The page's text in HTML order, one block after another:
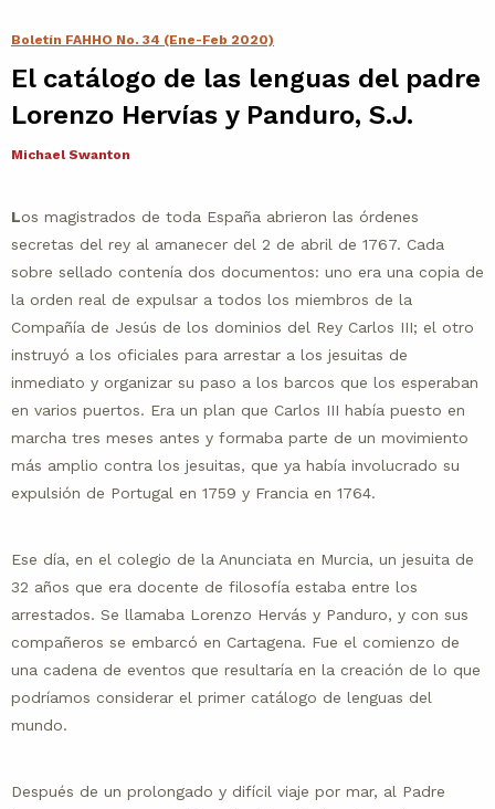
Agenda
Noticias
Boletín FAHHO No. 34 (Ene-Feb 2020)
El catálogo de las lenguas del padre
Lorenzo Hervías y Panduro, S.J.
Michael Swanton
Los magistrados de toda España abrieron las órdenes
secretas del rey al amanecer del 2 de abril de 1767. Cada
sobre sellado contenía dos documentos: uno era una copia de
la orden real de expulsar a todos los miembros de la
Compañía de Jesús de los dominios del Rey Carlos III; el otro
instruyó a los oficiales para arrestar a los jesuitas de
inmediato y organizar su paso a los barcos que los esperaban
en varios puertos. Era un plan que Carlos III había puesto en
marcha tres meses antes y formaba parte de un movimiento
más amplio contra los jesuitas, que ya había involucrado su
expulsión de Portugal en 1759 y Francia en 1764.
Ese día, en el colegio de la Anunciata en Murcia, un jesuita de
32 años que era docente de filosofía estaba entre los
arrestados. Se llamaba Lorenzo Hervás y Panduro, y con sus
compañeros se embarcó en Cartagena. Fue el comienzo de
una cadena de eventos que resultaría en la creación de lo que
podríamos considerar el primer catálogo de lenguas del
mundo.
Después de un prolongado y difícil viaje por mar, al Padre